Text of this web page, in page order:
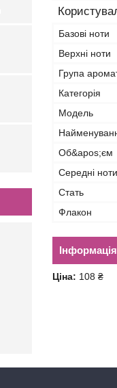
Базові ноти
Верхні ноти
Група
Категорія
Мoдель
Об&apos;єм
Середні ноти
Стать
Флакон
Ціна: 108 ₴